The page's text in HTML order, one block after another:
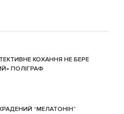
КОХАННЯ НЕ БЕРЕ
ПОЛІГРАФ
“МЕЛАТОНІН”